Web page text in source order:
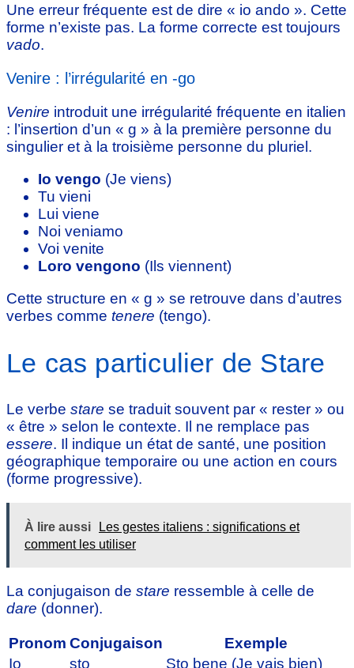
Une erreur fréquente est de dire « io ando ». Cette
forme n’existe pas. La forme correcte est toujours
vado.
Venire : l’irrégularité en -go
Venire introduit une irrégularité fréquente en italien
: l’insertion d’un « g » à la première personne du
singulier et à la troisième personne du pluriel.
Io vengo (Je viens)
Tu vieni
Lui viene
Noi veniamo
Voi venite
Loro vengono (Ils viennent)
Cette structure en « g » se retrouve dans d’autres
verbes comme tenere (tengo).
Le cas particulier de Stare
Le verbe stare se traduit souvent par « rester » ou
« être » selon le contexte. Il ne remplace pas
essere. Il indique un état de santé, une position
géographique temporaire ou une action en cours
(forme progressive).
À lire aussi
Les gestes italiens : significations et
comment les utiliser
La conjugaison de stare ressemble à celle de
dare (donner).
Pronom Conjugaison
Exemple
Io
sto
Sto bene (Je vais bien)